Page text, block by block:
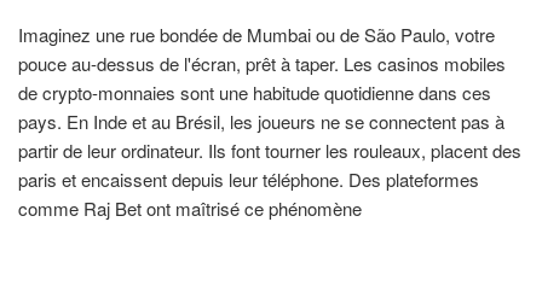
Imaginez une rue bondée de Mumbai ou de São Paulo, votre
pouce au-dessus de l'écran, prêt à taper. Les casinos mobiles
de crypto-monnaies sont une habitude quotidienne dans ces
pays. En Inde et au Brésil, les joueurs ne se connectent pas à
partir de leur ordinateur. Ils font tourner les rouleaux, placent des
paris et encaissent depuis leur téléphone. Des plateformes
comme Raj Bet ont maîtrisé ce phénomène